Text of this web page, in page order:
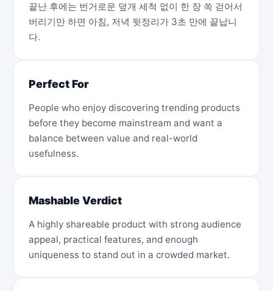
끝난 후에는 번거로운 덮개 세척 없이 한 장 쏙 걷어서
버리기만 하면 아침, 저녁 뒷정리가 3초 만에 끝납니
다.
Perfect For
People who enjoy discovering trending products
before they become mainstream and want a
balance between value and real-world
usefulness.
Mashable Verdict
A highly shareable product with strong audience
appeal, practical features, and enough
uniqueness to stand out in a crowded market.